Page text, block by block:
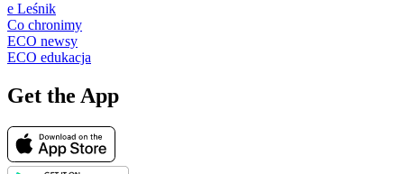
e Leśnik
Co chronimy
ECO newsy
ECO edukacja
Get the App